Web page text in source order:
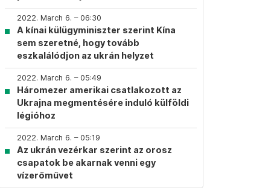
2022. March 6. – 06:30
A kínai külügyminiszter szerint Kína
sem szeretné, hogy tovább
eszkalálódjon az ukrán helyzet
2022. March 6. – 05:49
Háromezer amerikai csatlakozott az
Ukrajna megmentésére induló külföldi
légióhoz
2022. March 6. – 05:19
Az ukrán vezérkar szerint az orosz
csapatok be akarnak venni egy
vízerőművet